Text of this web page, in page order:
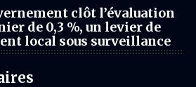
clôt l’évaluation
de 0,3 %, un levier de
local sous surveillance